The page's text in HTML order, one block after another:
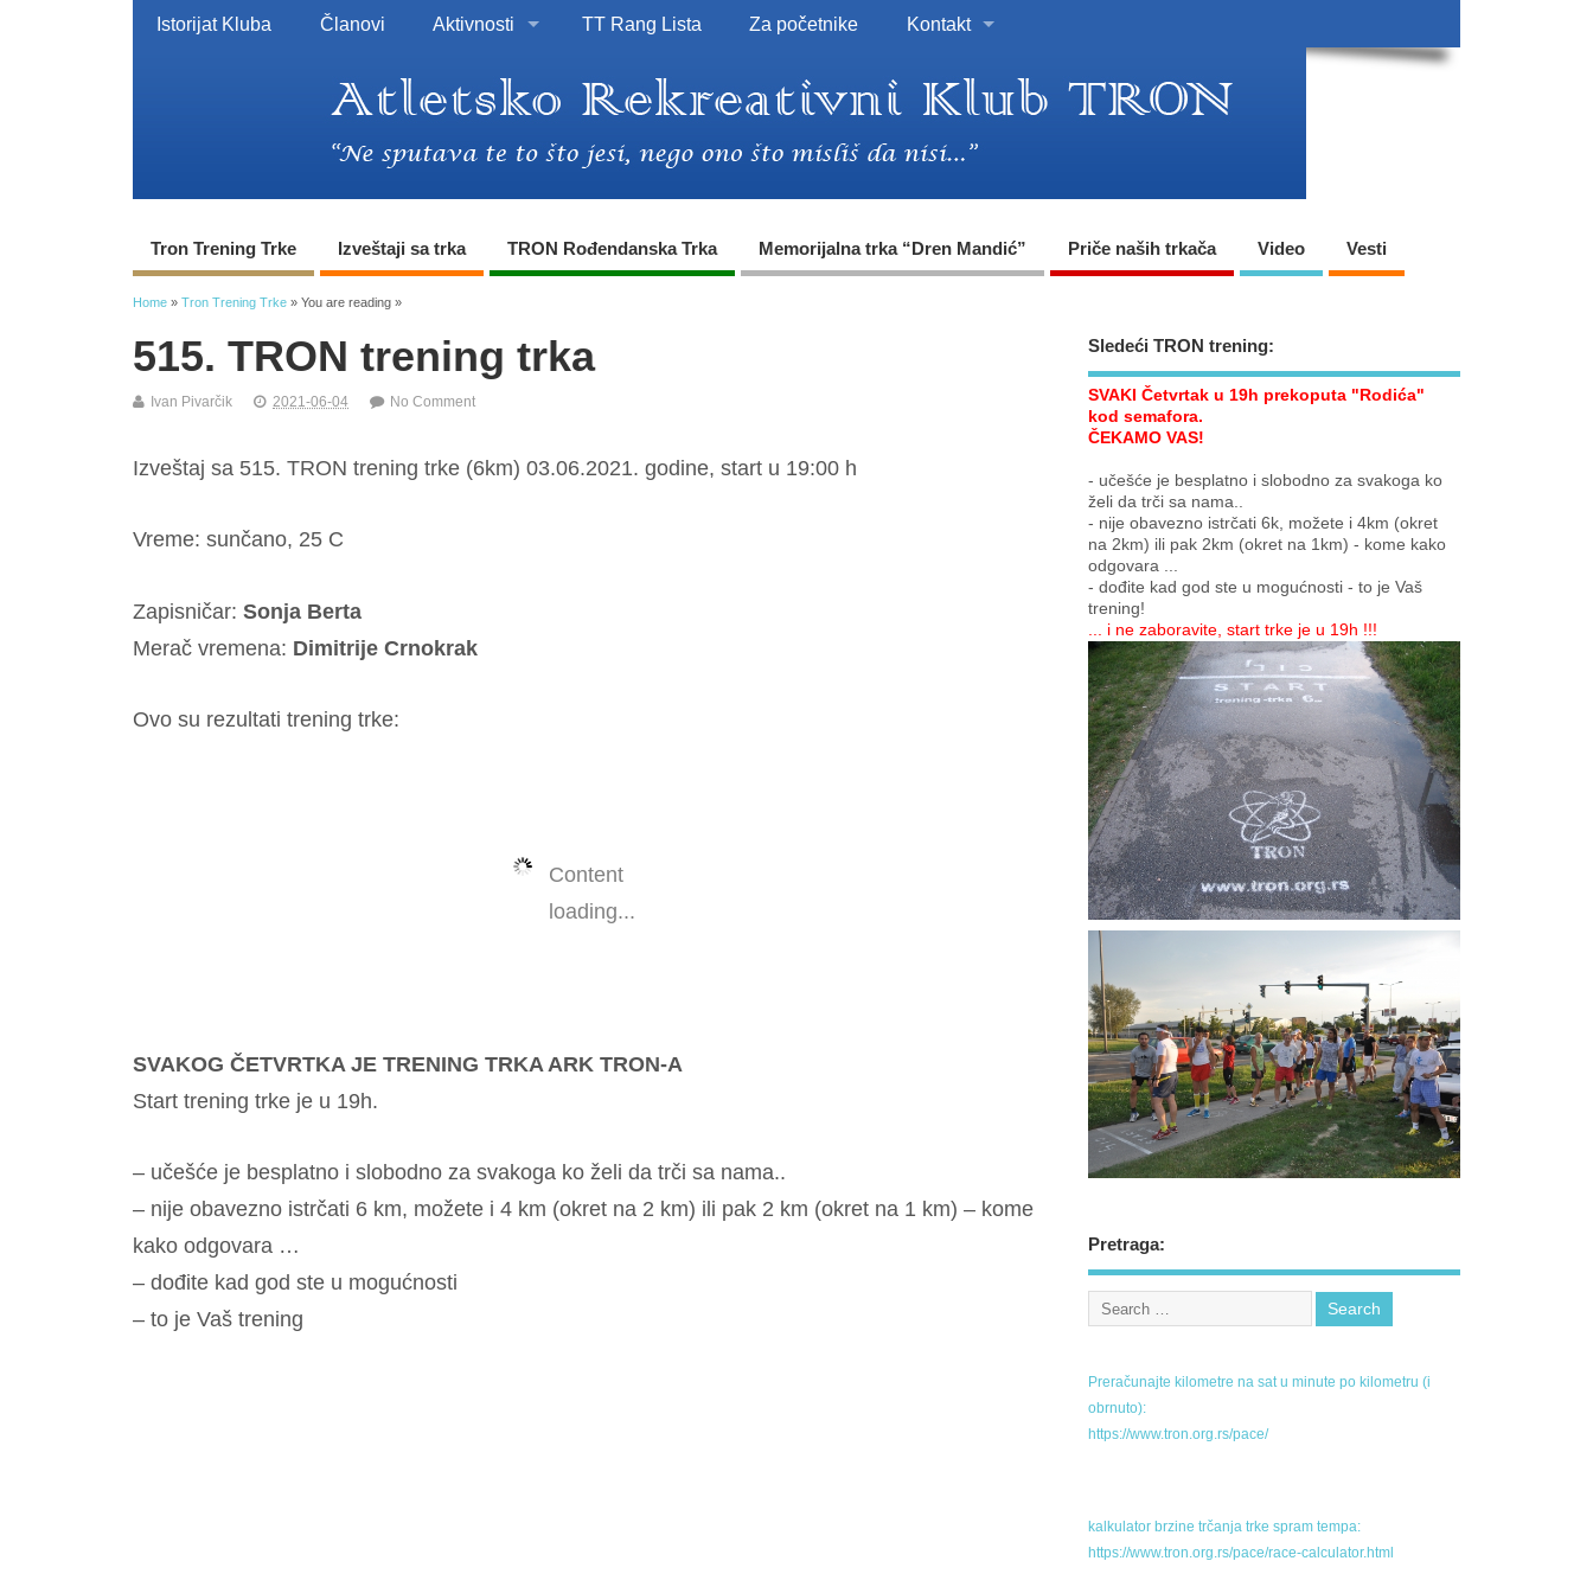
Istorijat Kluba Članovi Aktivnosti TT Rang Lista Za početnike Kontakt
Tron Trening Trke Izveštaji sa trka TRON Rođendanska Trka Memorijalna trka “Dren Mandić” Priče naših trkača Video Vesti
Home » Tron Trening Trke » You are reading »
515. TRON trening trka
Ivan Pivarčik 2021-06-04 No Comment
Izveštaj sa 515. TRON trening trke (6km) 03.06.2021. godine, start u 19:00 h
Vreme: sunčano, 25 C
Zapisničar: Sonja Berta
Merač vremena: Dimitrije Crnokrak
Ovo su rezultati trening trke:
Content
loading...
SVAKOG ČETVRTKA JE TRENING TRKA ARK TRON-A
Start trening trke je u 19h.
– učešće je besplatno i slobodno za svakoga ko želi da trči sa nama..
– nije obavezno istrčati 6 km, možete i 4 km (okret na 2 km) ili pak 2 km (okret na 1 km) – kome
kako odgovara …
– dođite kad god ste u mogućnosti
– to je Vaš trening
Sledeći TRON trening:
SVAKI Četvrtak u 19h prekoputa "Rodića"
kod semafora.
ČEKAMO VAS!
- učešće je besplatno i slobodno za svakoga ko
želi da trči sa nama..
- nije obavezno istrčati 6k, možete i 4km (okret
na 2km) ili pak 2km (okret na 1km) - kome kako
odgovara ...
- dođite kad god ste u mogućnosti - to je Vaš
trening!
... i ne zaboravite, start trke je u 19h !!!
Pretraga:
Preračunajte kilometre na sat u minute po kilometru (i
obrnuto):
https://www.tron.org.rs/pace/
kalkulator brzine trčanja trke spram tempa:
https://www.tron.org.rs/pace/race-calculator.html